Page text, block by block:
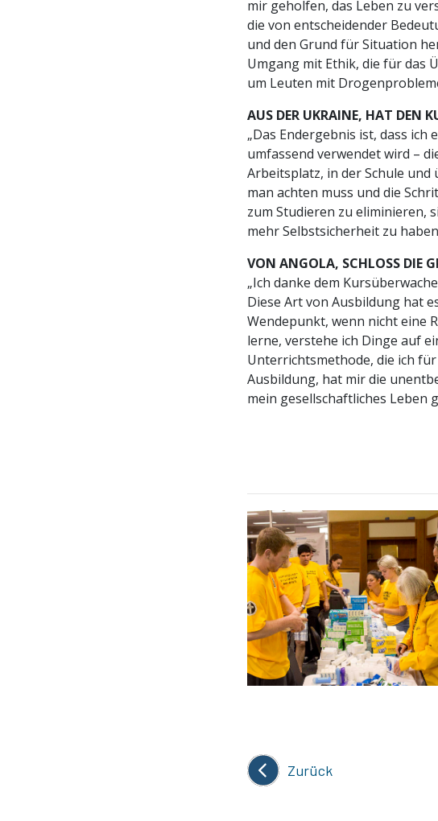
mir geholfen, das Leben zu
die von entscheidender
und den Grund für Situation
Umgang mit Ethik, die für das
um Leuten mit
AUS DER UKRAINE, HAT DEN
„Das Endergebnis ist, dass
umfassend verwendet wird –
Arbeitsplatz, in der Schule
man achten muss und die
zum Studieren zu eliminieren,
mehr Selbstsicherheit zu
VON ANGOLA, SCHLOSS DIE
„Ich danke dem
Diese Art von Ausbildung hat
Wendepunkt, wenn nicht eine
lerne, verstehe ich Dinge auf
Unterrichtsmethode, die ich
Ausbildung, hat mir die
mein gesellschaftliches Leben
Zurück